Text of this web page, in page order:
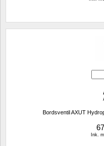
Bordsventil AXUT
Ink.